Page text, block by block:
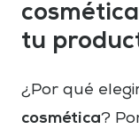
tu
¿Por qué
cosmética?